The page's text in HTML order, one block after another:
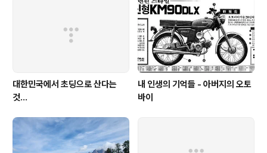
대한민국에서 초딩으로 산다는
것...
내 인생의 기억들 - 아버지의 오토
바이